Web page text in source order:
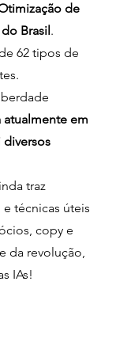
de
Brasil.
62 tipos de
atualmente em
diversos
traz
técnicas úteis
copy e
da revolução,
IAs!